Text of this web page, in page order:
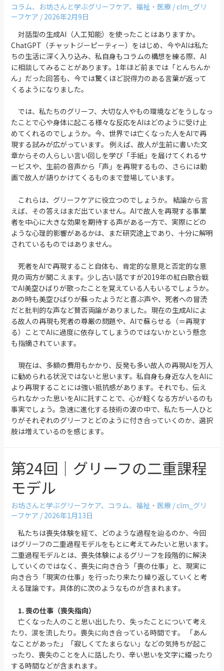
コラム、 お坊さんと学ぶグリーフケア、 福祉・医療/clm_グリ
ーフケア / 2026年2月9日
対話型の生成AI（人工知能）を使ったことはありますか。
ChatGPT（チャットジーピーティー）をはじめ、今やAIは私た
ちの生活に深く入り込み、私自身もコラムの構想を練る際、AI
に相談してみることがあります。1年ほど前までは「とんちんか
ん」だった回答も、今では驚くほど説得力のある言葉が返って
くるようになりました。
では、私たちのグリーフ、大切な人やもの環境などをうしなっ
たことで心や身体に起こる様々な反応をAIはどのように受け止
めてくれるのでしょうか。今、世界では亡くなった人をAIで再
現する試みが広がっています。 例えば、故人が生前に書いた文
章からその人らしい言い回しを学び「手紙」を届けてくれるサ
ービスや、生前の音声から「声」を再現するもの、さらには動
画で故人が語りかけてくるものまで登場しています。
これらは、グリーフケアに役立つのでしょうか。 結論から言
えば、その答えはまだ出ていません。AIで故人を再現する事業
者を中心に大きな効果を期待する声がある一方で、実際にどの
ような心理的影響があるかは、まだ研究途上であり、十分に解明
されているものではありません。
死者をAIで再現すること自体も、肯定的な意見と否定的な意
見の両方が聞こえます。少し古い話ですが2019年の紅白歌合戦
でAI美空ひばりが歌ったことを覚えている人もいるでしょうか。
あの時も美空ひばりが蘇ったようだと喜ぶ声や、死者への冒涜
だと批判的な声など賛否両論がありました。現在の生成AIによ
る故人の再現も死者の尊厳の問題や、AIで蘇らせる（＝再現す
る）ことでAIに過度に依存してしまうのではないかという懸念
も指摘されています。
現在は、多額の費用もかかり、反発も多い故人の再現AIを万人
に勧められる状況ではないと思います。私自身も身近な人をAIに
より再現することには強い抵抗感があります。それでも、伝え
られなかった思いをAIに託すことで、心が軽くなる方がいるのも
事実でしょう。急速に進化する技術の波の中で、私たち一人ひと
りがそれぞれのグリーフとどのように付き合っていくのか、選択
肢は増えているのを感じます。
第24回｜グリーフの二重課程
モデル
お坊さんと学ぶグリーフケア、 コラム、 福祉・医療/clm_グリ
ーフケア / 2026年1月13日
私たちは喪失体験を経て、どのような過程を辿るのか、今回
はグリーフの二重過程モデルをもとに考えてみたいと思います。
二重過程モデルとは、喪失体験によるグリーフを段階的に解決
していくのではなく、喪失に向き合う「喪の仕事」と、現実に
向き合う「現実の仕事」を行ったり来たり繰り返していくと考
える理論です。具体的に次のようなものが含まれます。
1. 喪の仕事（喪失指向）
亡くなった人のこと思い出したり、失ったことについて考え
たり、涙を流したり。喪失に向き合っている時間です。 「あん
なことがあった」「寂しくてたまらない」などの気持ちが起こ
ったり、喪失のことを人に話したり、辛い思いを文字に綴ったり
する時間などが含まれます。